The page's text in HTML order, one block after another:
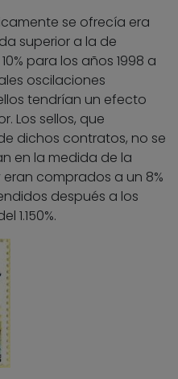
se ofrecía era
superior a la de
para los años 1998 a
oscilaciones
tendrían un efecto
Los sellos, que
dichos contratos, no se
en la medida de la
comprados a un 8%
después a los
1.150%.